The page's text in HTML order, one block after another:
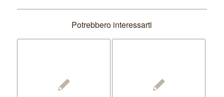
Potrebbero interessarti